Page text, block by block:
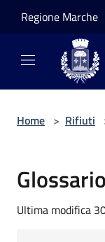
Regione Marche
Home > Rifiuti
Ultima modifica